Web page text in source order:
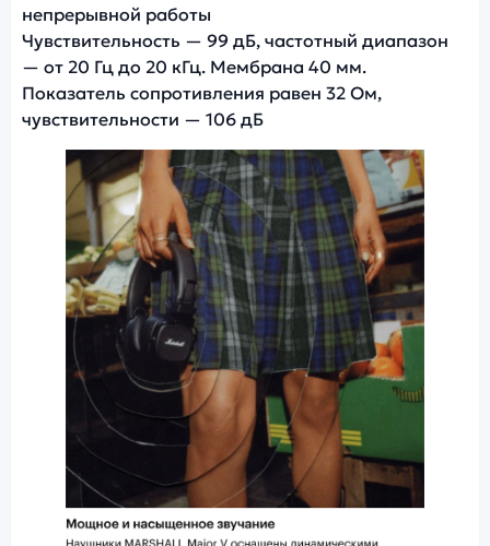
непрерывной работы
Чувствительность — 99 дБ, частотный диапазон
— от 20 Гц до 20 кГц. Мембрана 40 мм.
Показатель сопротивления равен 32 Ом,
чувствительности — 106 дБ